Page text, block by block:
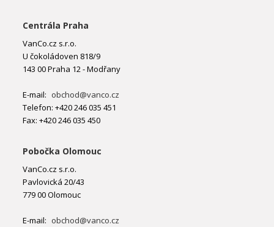
Centrála Praha
VanCo.cz s.r.o.
U čokoládoven 818/9
143 00 Praha 12 - Modřany
E-mail: obchod@vanco.cz
Telefon: +420 246 035 451
Fax: +420 246 035 450
Pobočka Olomouc
VanCo.cz s.r.o.
Pavlovická 20/43
779 00 Olomouc
E-mail: obchod@vanco.cz